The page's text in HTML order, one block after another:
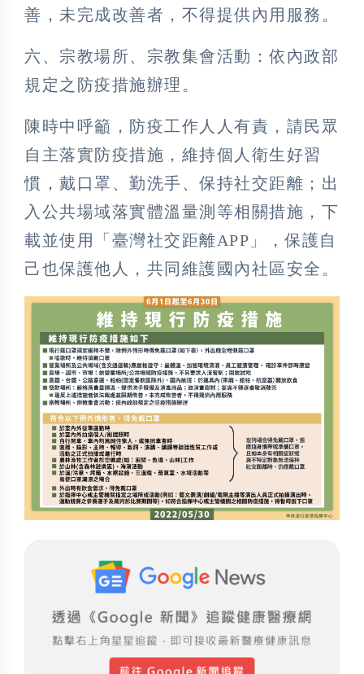
善，未完成改善者，不得提供內用服務。
六、宗教場所、宗教集會活動：依內政部
規定之防疫措施辦理。
陳時中呼籲，防疫工作人人有責，請民眾
自主落實防疫措施，維持個人衛生好習
慣，戴口罩、勤洗手、保持社交距離；出
入公共場域落實體溫量測等相關措施，下
載並使用「臺灣社交距離APP」，保護自
己也保護他人，共同維護國內社區安全。